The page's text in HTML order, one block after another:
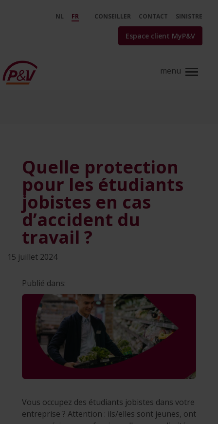
Quelle protection pour les
NL FR CONSEILLER CONTACT SINISTRE
Espace client MyP&V
Quelle protection
pour les étudiants
jobistes en cas
d’accident du
travail ?
15 juillet 2024
Publié dans:
Vous occupez des étudiants jobistes dans votre
entreprise ? Attention : ils/elles sont jeunes, ont